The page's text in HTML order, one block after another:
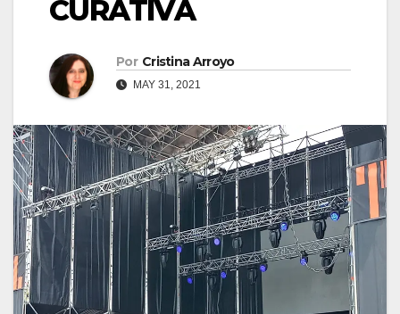
CURATIVA
Por Cristina Arroyo
MAY 31, 2021